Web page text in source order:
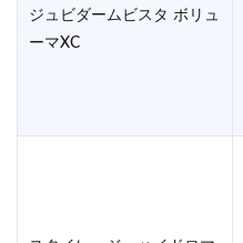
ジュビダームビスタ ボリュ
ーマXC